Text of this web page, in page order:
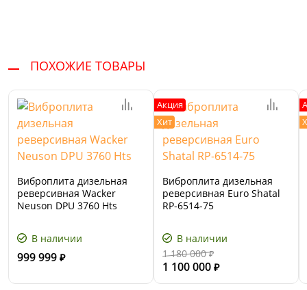
ПОХОЖИЕ ТОВАРЫ
Виброплита дизельная
реверсивная Wacker
Neuson DPU 3760 Hts
В наличии
999 999 ₽
Акция
Хит
Виброплита дизельная
реверсивная Euro Shatal
RP-6514-75
В наличии
1 180 000₽
1 100 000 ₽